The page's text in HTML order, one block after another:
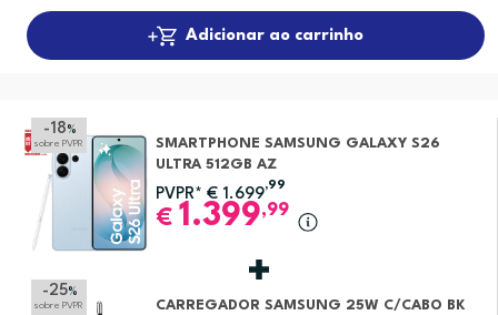
Adicionar ao carrinho
-18 %
sobre PVPR
SMARTPHONE SAMSUNG GALAXY S26
ULTRA 512GB AZ
PVPR* € 1.699
,99
€ 1.399,99
-25%
sobre PVPR CARREGADOR SAMSUNG 25W C/CABO BK